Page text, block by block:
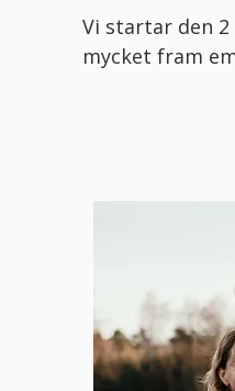
Vi startar den 2
mycket fram